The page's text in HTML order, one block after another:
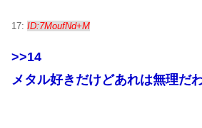
17: ID:7MoufNd+M
>>14
メタル好きだけどあれは無理だ